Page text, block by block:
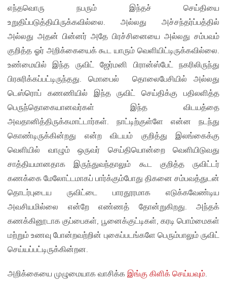
எந்தவொரு நபரும் இந்தச் செய்தியை
உறுதிப்படுத்தியிருக்கவில்லை. அல்லது அச்சந்தர்ப்பத்தில்
அல்லது அதன் பின்னர் அதே பிரச்சினையை அல்லது சம்பவம்
குறித்த ஓர் அறிக்கையைக் கூட யாரும் வெளியிட்டிருக்கவில்லை.
உண்மையில் இந்த ருவிட் ஜேர்மனி பிரான்ஸ்பேட் நகரிலிருந்து
பிரசுரிக்கப்பட்டிருந்தது. மொபைல் தொலைபேசியில் அல்லது
டெஸ்ரொப் கணணியில் இந்த ருவிட் செய்திக்கு பதிலளித்த
பெருந்தொகையானவர்கள் இந்த விடயத்தை
அவதானித்திருக்கமாட்டார்கள். நாட்டிற்குள்ளே என்ன நடந்து
கொண்டிருக்கின்றது என்ற விடயம் குறித்து இலங்கைக்கு
வெளியில் வாழும் ஒருவர் செய்தியொன்றை வெளியிடுவது
சாத்தியமானதாக இருந்துவந்தாலும் கூட குறித்த ருவிட்டர்
கணக்கை மேலோட்டமாகப் பார்க்கும்போது திகனை சம்பவத்துடன்
தொடர்புடைய ருவிட்டை பாரதூரமாக எடுக்கவேண்டிய
அவசியமில்லை என்றே எண்ணத் தோன்றுகிறது. அந்தக்
கணக்கினூடாக குப்பைகள், பூனைக்குட்டிகள், கரடி பொம்மைகள்
மற்றும் உணவு போன்றவற்றின் புகைப்படங்களே பெரும்பாலும் ருவிட்
செய்யப்பட்டிருக்கின்றன.
அறிக்கையை முழுமையாக வாசிக்க இங்கு கிளிக் செய்யவும்.